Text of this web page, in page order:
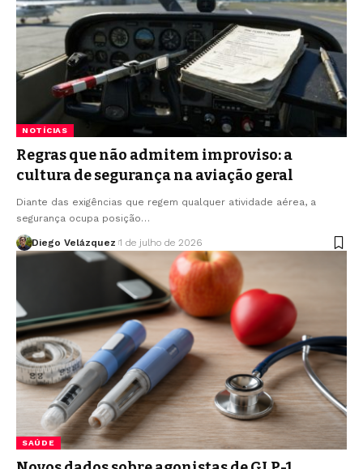
NOTÍCIAS
Regras que não admitem improviso: a
cultura de segurança na aviação geral
Diante das exigências que regem qualquer atividade aérea, a
segurança ocupa posição…
Diego Velázquez 1 de julho de 2026
SAÚDE